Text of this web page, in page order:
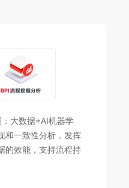
大数据+AI机器学
和一致性分析，发挥
的效能，支持流程持